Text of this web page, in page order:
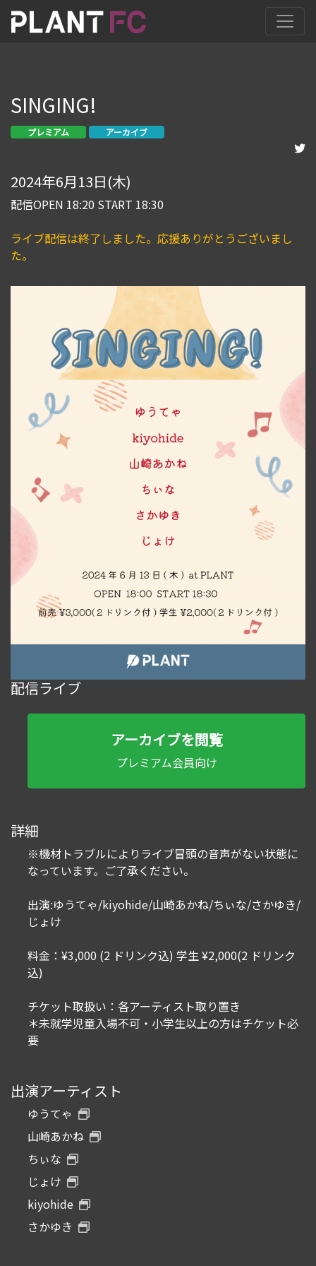
SINGING!
プレミアム アーカイブ
2024年6月13日(木)
配信OPEN 18:20 START 18:30
ライブ配信は終了しました。応援ありがとうございまし
た。
配信ライブ
アーカイブを閲覧
プレミアム会員向け
詳細
※機材トラブルによりライブ冒頭の音声がない状態に
なっています。ご了承ください。
出演:ゆうてゃ/kiyohide/山崎あかね/ちぃな/さかゆき/
じょけ
料金：¥3,000 (2 ドリンク込) 学生 ¥2,000(2 ドリンク
込)
チケット取扱い：各アーティスト取り置き
＊未就学児童入場不可・小学生以上の方はチケット必
要
出演アーティスト
ゆうてゃ
山崎あかね
ちぃな
じょけ
kiyohide
さかゆき